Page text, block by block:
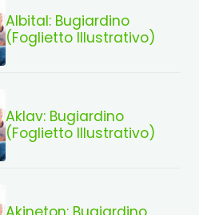
Albital: Bugiardino
(Foglietto Illustrativo)
Aklav: Bugiardino
(Foglietto Illustrativo)